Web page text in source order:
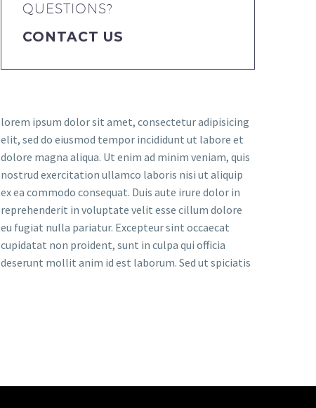
QUESTIONS?
CONTACT US
lorem ipsum dolor sit amet, consectetur adipisicing
elit, sed do eiusmod tempor incididunt ut labore et
dolore magna aliqua. Ut enim ad minim veniam, quis
nostrud exercitation ullamco laboris nisi ut aliquip
ex ea commodo consequat. Duis aute irure dolor in
reprehenderit in voluptate velit esse cillum dolore
eu fugiat nulla pariatur. Excepteur sint occaecat
cupidatat non proident, sunt in culpa qui officia
deserunt mollit anim id est laborum. Sed ut spiciatis